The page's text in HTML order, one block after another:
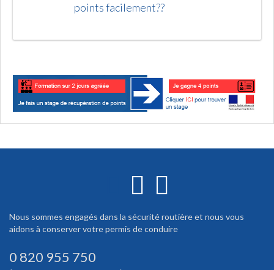
points facilement??
Nous sommes engagés dans la sécurité routière et nous vous
aidons à conserver votre permis de conduire
0 820 955 750